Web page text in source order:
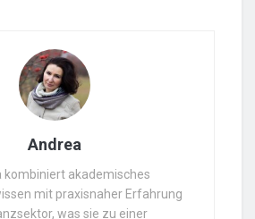
Andrea
kombiniert akademisches
mit praxisnaher Erfahrung
was sie zu einer